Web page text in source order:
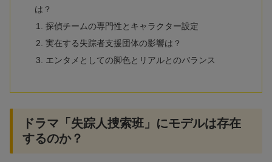
は？
探偵チームの専門性とキャラクター設定
実在する失踪者支援団体の影響は？
エンタメとしての脚色とリアルとのバランス
ドラマ「失踪人捜索班」にモデルは存在
するのか？